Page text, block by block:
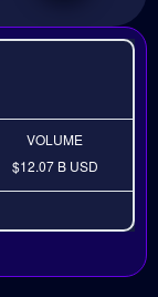
VOLUME
$12.07 B USD